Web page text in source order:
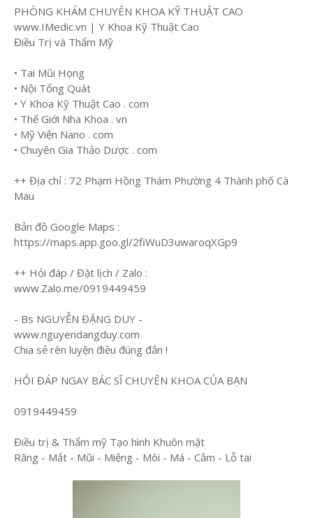
PHÒNG KHÁM CHUYÊN KHOA KỸ THUẬT CAO
www.IMedic.vn | Y Khoa Kỹ Thuật Cao
Điều Trị và Thẩm Mỹ
• Tai Mũi Họng
• Nội Tổng Quát
• Y Khoa Kỹ Thuật Cao . com
• Thế Giới Nha Khoa . vn
• Mỹ Viện Nano . com
• Chuyên Gia Thảo Dược . com
++ Địa chỉ : 72 Phạm Hồng Thám Phường 4 Thành phố Cà
Mau
Bản đồ Google Maps :
https://maps.app.goo.gl/2fiWuD3uwaroqXGp9
++ Hỏi đáp / Đặt lịch / Zalo :
www.Zalo.me/0919449459
- Bs NGUYỄN ĐẶNG DUY -
www.nguyendangduy.com
Chia sẻ rèn luyện điều đúng đắn !
HỎI ĐÁP NGAY BÁC SĨ CHUYÊN KHOA CỦA BẠN
0919449459
Điều trị & Thẩm mỹ Tạo hình Khuôn mặt
Răng - Mắt - Mũi - Miệng - Môi - Má - Cằm - Lỗ tai